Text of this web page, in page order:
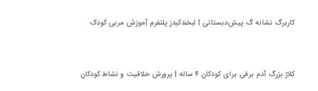
کاربرگ نشانه گ پیش‌دبستانی | لبخندکیدز پلتفرم آموزش مربی کودک
کلاژ بزرگ آدم برفی برای کودکان ۴ ساله | پرورش خلاقیت و نشاط کودکان